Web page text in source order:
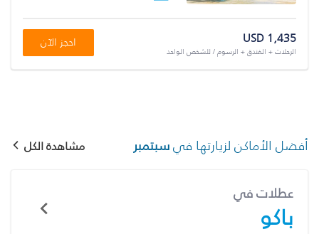
USD 1,435
الرحلات + الفندق + الرسوم / للشخص الواحد
احجز الآن
أفضل الأماكن لزيارتها فيسبتمبر مشاهدة الكل
عطلات في
باكو